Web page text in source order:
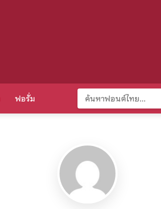
ฟอรั่ม